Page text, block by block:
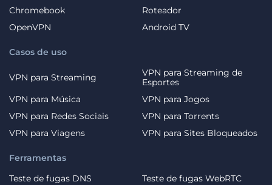
Chromebook
Roteador
OpenVPN
Android TV
Casos de uso
VPN para Streaming
VPN para Streaming de
Esportes
VPN para Música
VPN para Jogos
VPN para Redes Sociais
VPN para Torrents
VPN para Viagens
VPN para Sites Bloqueados
Ferramentas
Teste de fugas DNS
Teste de fugas WebRTC